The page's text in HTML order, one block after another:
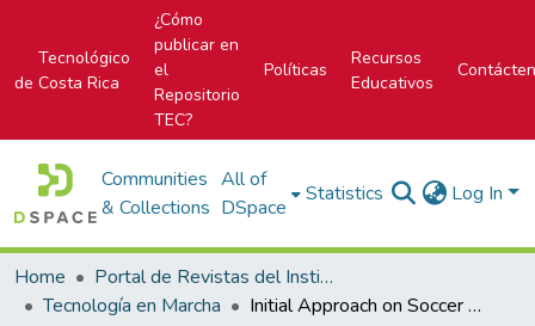
Tecnológico
de Costa Rica
¿Cómo
publicar en
el
Repositorio
TEC?
Políticas
Recursos
Educativos
Communities
& Collections
All of
DSpace
Statistics Log In
Home
Portal de Revistas del Instituto Tecnológico de Costa Rica
Tecnología en Marcha
Initial Approach on Soccer Match’s Scene Classification by Players’ Field Spatial Distribution